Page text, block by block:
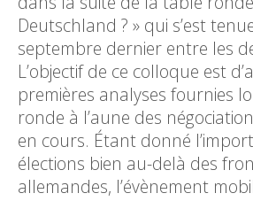
Deutschland ? » qui s’est
septembre dernier entre les
L’objectif de ce colloque est
premières analyses fournies
ronde à l’aune des
en cours. Étant donné
élections bien au-delà des
allemandes, l’évènement